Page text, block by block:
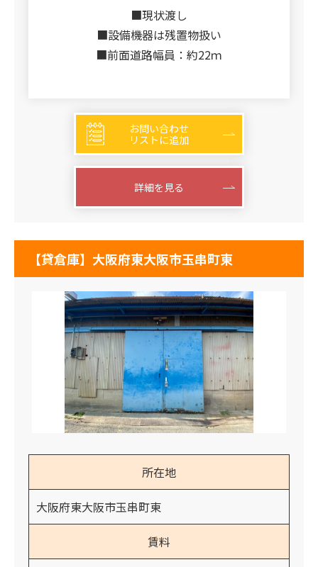
■現状渡し
■設備機器は残置物扱い
■前面道路幅員：約22ｍ
お問い合わせ
リストに追加
詳細を見る
【貸倉庫】大阪府東大阪市玉串町東
所在地
大阪府東大阪市玉串町東
賃料